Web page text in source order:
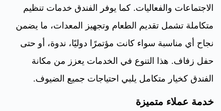
الاجتماعات والفعاليات. كما يوفر الفندق خدمات تنظيم
متكاملة تشمل تقديم الطعام وتجهيز المعدات، ما يضمن
نجاح أي مناسبة سواء كانت مؤتمرًا دوليًا، ندوة، أو حتى
حفل زفاف. هذا التنوع في الخدمات يعزز من مكانة
الفندق كخيار متكامل يلبي احتياجات جميع الضيوف.
خدمة عملاء متميزة